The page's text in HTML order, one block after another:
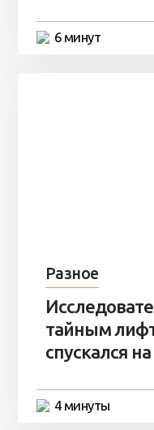
6 минут
Разное
тайным
спускался на
4 минуты